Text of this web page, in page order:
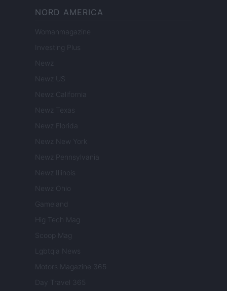
NORD AMERICA
Womanmagazine
Investing Plus
Newz
Newz US
Newz California
Newz Texas
Newz Florida
Newz New York
Newz Pennsylvania
Newz Illinois
Newz Ohio
Gameland
Hig Tech Mag
Scoop Mag
Lgbtqia News
Motors Magazine 365
Day Travel 365